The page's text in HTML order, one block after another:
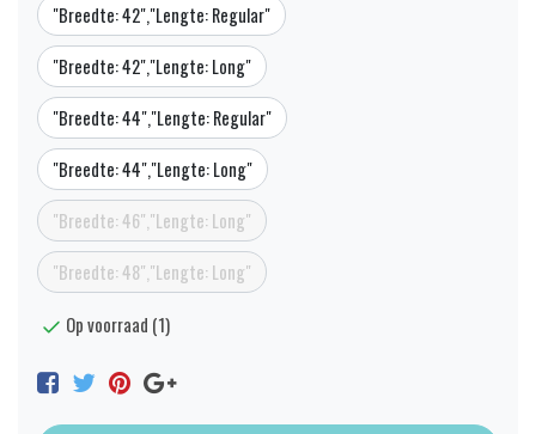
"Breedte: 42","Lengte: Regular"
"Breedte: 42","Lengte: Long"
"Breedte: 44","Lengte: Regular"
"Breedte: 44","Lengte: Long"
"Breedte: 46","Lengte: Long"
"Breedte: 48","Lengte: Long"
Op voorraad (1)